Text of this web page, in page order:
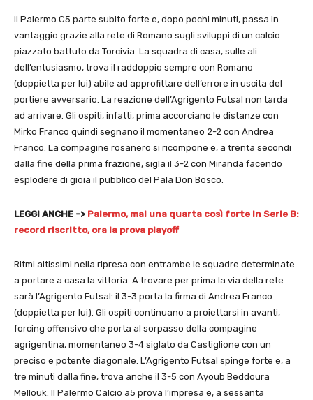
Il Palermo C5 parte subito forte e, dopo pochi minuti, passa in
vantaggio grazie alla rete di Romano sugli sviluppi di un calcio
piazzato battuto da Torcivia. La squadra di casa, sulle ali
dell’entusiasmo, trova il raddoppio sempre con Romano
(doppietta per lui) abile ad approfittare dell’errore in uscita del
portiere avversario. La reazione dell’Agrigento Futsal non tarda
ad arrivare. Gli ospiti, infatti, prima accorciano le distanze con
Mirko Franco quindi segnano il momentaneo 2-2 con Andrea
Franco. La compagine rosanero si ricompone e, a trenta secondi
dalla fine della prima frazione, sigla il 3-2 con Miranda facendo
esplodere di gioia il pubblico del Pala Don Bosco.
LEGGI ANCHE -> Palermo, mai una quarta così forte in Serie B:
record riscritto, ora la prova playoff
Ritmi altissimi nella ripresa con entrambe le squadre determinate
a portare a casa la vittoria. A trovare per prima la via della rete
sarà l’Agrigento Futsal: il 3-3 porta la firma di Andrea Franco
(doppietta per lui). Gli ospiti continuano a proiettarsi in avanti,
forcing offensivo che porta al sorpasso della compagine
agrigentina, momentaneo 3-4 siglato da Castiglione con un
preciso e potente diagonale. L’Agrigento Futsal spinge forte e, a
tre minuti dalla fine, trova anche il 3-5 con Ayoub Beddoura
Mellouk. Il Palermo Calcio a5 prova l’impresa e, a sessanta